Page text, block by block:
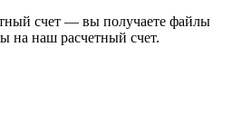
счет — вы получаете файлы
на наш расчетный счет.